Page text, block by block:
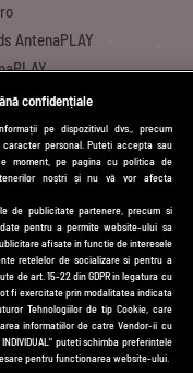
AntenaPLAY
confidențiale
pe dispozitivul dvs., precum
personal. Puteți accepta sau
moment, pe pagina cu politica de
noștri și nu vă vor afecta
de publicitate partenere, precum si
pentru a permite website-ului sa
afisate in functie de interesele
retelelor de socializare si pentru a
de art. 15-22 din GDPR in legatura cu
fi exercitate prin modalitatea indicata
Tehnologiilor de tip Cookie, care
informatiilor de catre Vendor-ii cu
INDIVIDUAL” puteti schimba preferintele
pentru functionarea website-ului.